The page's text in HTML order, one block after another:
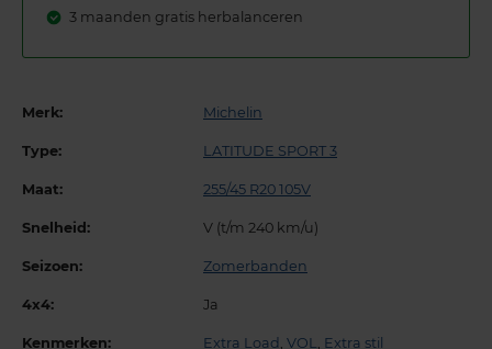
3 maanden gratis herbalanceren
Merk: Michelin
Type: LATITUDE SPORT 3
Maat: 255/45 R20 105V
Snelheid: V (t/m 240 km/u)
Seizoen: Zomerbanden
4x4: Ja
Kenmerken: Extra Load VOL Extra stil